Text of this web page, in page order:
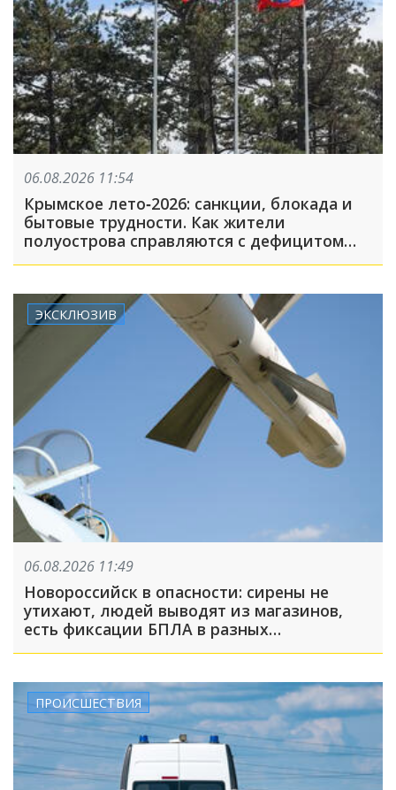
06.08.2026 11:54
Крымское лето‑2026: санкции, блокада и
бытовые трудности. Как жители
полуострова справляются с дефицитом
ЭКСКЛЮЗИВ
06.08.2026 11:49
Новороссийск в опасности: сирены не
утихают, людей выводят из магазинов,
есть фиксации БПЛА в разных
ПРОИСШЕСТВИЯ